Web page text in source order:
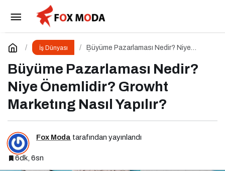
İş Dünyası
Büyüme Pazarlaması Nedir? Niye
Yapılır?
Büyüme Pazarlaması Nedir?
Niye Önemlidir? Growht
Marketıng Nasıl Yapılır?
Fox Moda tarafından yayınlandı
6dk, 6sn
Ulaşılabilir Lüksün Yeni Yüzü
Yorum Yap